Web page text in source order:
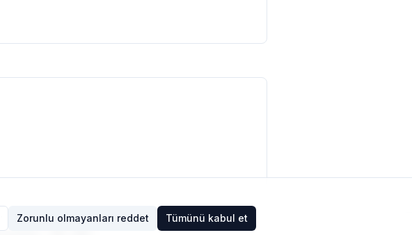
Zorunlu olmayanları reddet Tümünü kabul et